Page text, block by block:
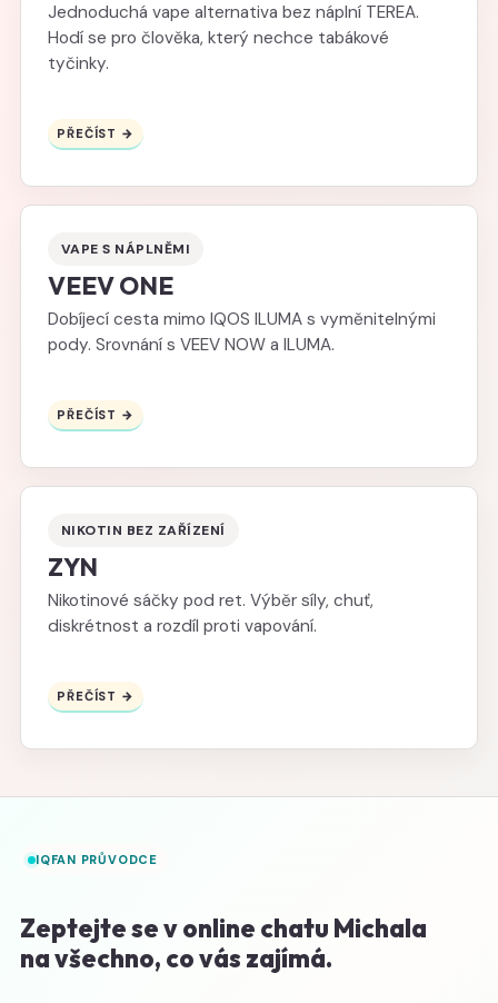
Jednoduchá vape alternativa bez náplní TEREA.
Hodí se pro člověka, který nechce tabákové
tyčinky.
PŘEČÍST →
VAPE S NÁPLNĚMI
VEEV ONE
Dobíjecí cesta mimo IQOS ILUMA s vyměnitelnými
pody. Srovnání s VEEV NOW a ILUMA.
PŘEČÍST →
NIKOTIN BEZ ZAŘÍZENÍ
ZYN
Nikotinové sáčky pod ret. Výběr síly, chuť,
diskrétnost a rozdíl proti vapování.
PŘEČÍST →
IQFAN PRŮVODCE
Zeptejte se v online chatu Michala
na všechno, co vás zajímá.